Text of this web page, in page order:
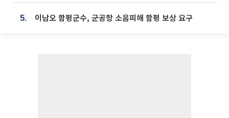
5. 이남오 함평군수, 군공항 소음피해 함평 보상 요구